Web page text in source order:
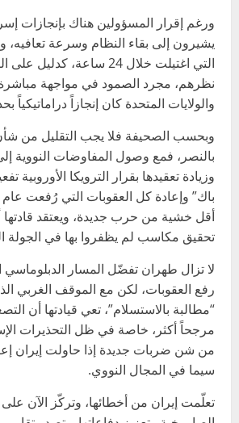
ورغم إقرار المسؤولين هناك بإنجازات
يشيرون إلى بقاء النظام وسرعة تعافيه،
التي اغتيلت خلال 24 ساعة،
نظرهم، مجرد الصمود في مواجهة
والولايات المتحدة كان إنجازاً دراماتيكياً
وبحسب الصحيفة فلا يجب التقليل من
بالنصر، فمع وصول المفاوضات النووية
وزيادة تعقيدها بقرار الترويكا الأوروبية
أقل خشية من حرب جديدة، ويعتقد
تحقيق مكاسب لم يظفروا بها في الجولة
لا تزال طهران تفضّل المسار الدبلوماسي
رفع العقوبات، لكن مع الموقف الغربي
“مطالبة بالاستسلام”، تعي قيادتها أن
مرجحاً أكثر، خاصة في ظل التحذيرات
من شن ضربات جديدة إذا حاولت إيران
سيما في المجال النووي.
تعلّمت إيران من أخطائها، وتركّز الآن على